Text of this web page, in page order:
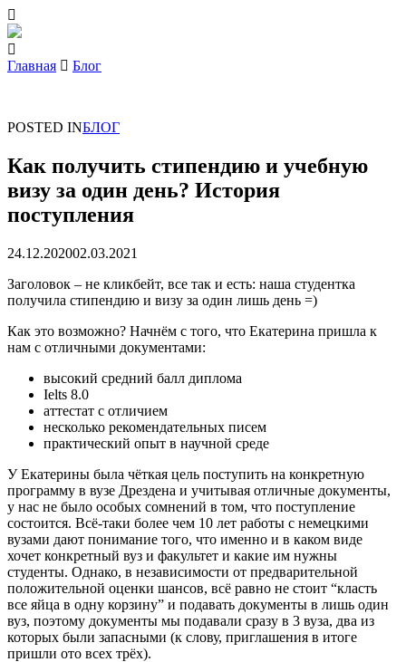
Главная Блог
POSTED INБЛОГ
Как получить стипендию и учебную
визу за один день? История
поступления
24.12.202002.03.2021
Заголовок – не кликбейт, все так и есть: наша студентка
получила стипендию и визу за один лишь день =)
Как это возможно? Начнём с того, что Екатерина пришла к
нам с отличными документами:
высокий средний балл диплома
Ielts 8.0
аттестат с отличием
несколько рекомендательных писем
практический опыт в научной среде
У Екатерины была чёткая цель поступить на конкретную
программу в вузе Дрездена и учитывая отличные документы,
у нас не было особых сомнений в том, что поступление
состоится. Всё-таки более чем 10 лет работы с немецкими
вузами дают понимание того, что именно и в каком виде
хочет конкретный вуз и факультет и какие им нужны
студенты. Однако, в независимости от предварительной
положительной оценки шансов, всё равно не стоит “класть
все яйца в одну корзину” и подавать документы в лишь один
вуз, поэтому документы мы подавали сразу в 3 вуза, два из
которых были запасными (к слову, приглашения в итоге
пришли ото всех трёх).